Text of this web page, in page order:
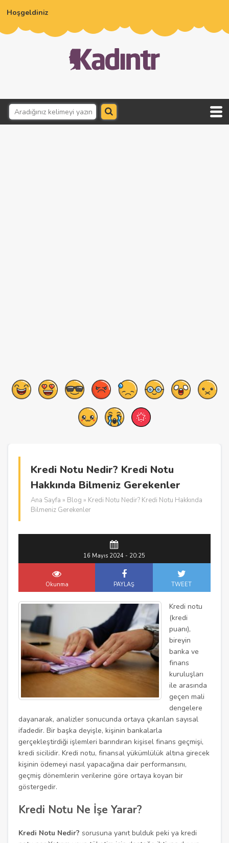
Hoşgeldiniz
Kredi Notu Nedir? Kredi Notu
Hakkında Bilmeniz Gerekenler
Ana Sayfa » Blog » Kredi Notu Nedir? Kredi Notu Hakkında
Bilmeniz Gerekenler
16 Mayıs 2024 - 20:25
Okunma PAYLAŞ TWEET
Kredi notu
(kredi
puanı),
bireyin
banka ve
finans
kuruluşları
ile arasında
geçen mali
dengelere
dayanarak, analizler sonucunda ortaya çıkarılan sayısal
ifadedir. Bir başka deyişle, kişinin bankalarla
gerçekleştirdiği işlemleri barındıran kişisel finans geçmişi,
kredi sicilidir. Kredi notu, finansal yükümlülük altına girecek
kişinin ödemeyi nasıl yapacağına dair performansını,
geçmiş dönemlerin verilerine göre ortaya koyan bir
göstergedir.
Kredi Notu Ne İşe Yarar?
Kredi Notu Nedir? sorusuna yanıt bulduk peki ya kredi